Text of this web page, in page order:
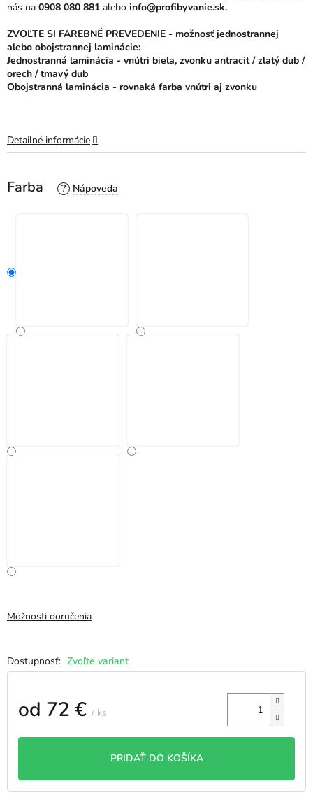
Zvoľte variant
Farba ?
Možnosti doručenia
od 72 € / ks
PRIDAŤ DO KOŠÍKA
nás na 0908 080 881 alebo info@profibyvanie.sk.
ZVOĽTE SI FAREBNÉ PREVEDENIE - možnosť jednostrannej
alebo obojstrannej laminácie:
Jednostranná laminácia - vnútri biela, zvonku antracit / zlatý dub /
orech / tmavý dub
Obojstranná laminácia - rovnaká farba vnútri aj zvonku
Detailné informácie